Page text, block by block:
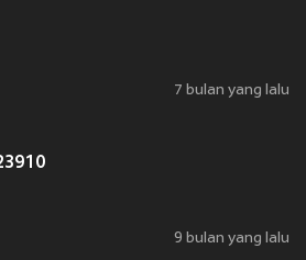
7 bulan yang lalu
9 bulan yang lalu